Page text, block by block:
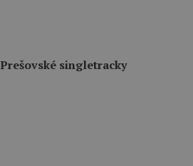
Prešovské singletracky